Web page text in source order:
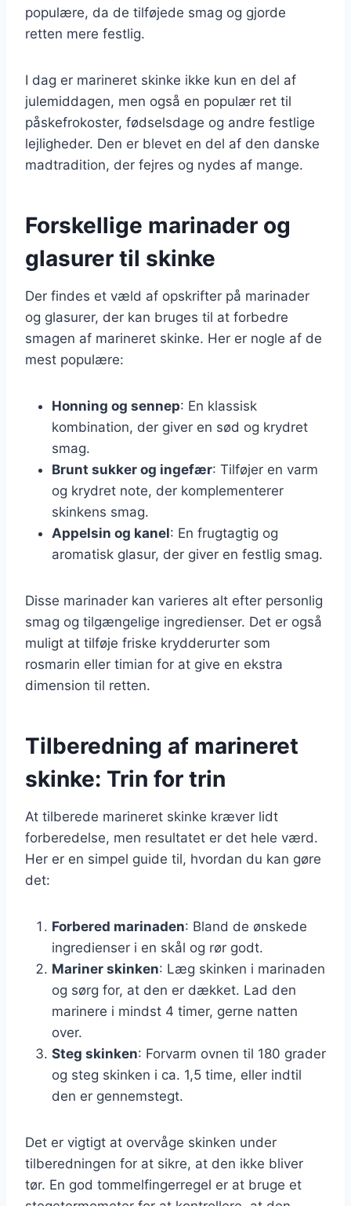
populære, da de tilføjede smag og gjorde
retten mere festlig.
I dag er marineret skinke ikke kun en del af
julemiddagen, men også en populær ret til
påskefrokoster, fødselsdage og andre festlige
lejligheder. Den er blevet en del af den danske
madtradition, der fejres og nydes af mange.
Forskellige marinader og
glasurer til skinke
Der findes et væld af opskrifter på marinader
og glasurer, der kan bruges til at forbedre
smagen af marineret skinke. Her er nogle af de
mest populære:
Honning og sennep: En klassisk
kombination, der giver en sød og krydret
smag.
Brunt sukker og ingefær: Tilføjer en varm
og krydret note, der komplementerer
skinkens smag.
Appelsin og kanel: En frugtagtig og
aromatisk glasur, der giver en festlig smag.
Disse marinader kan varieres alt efter personlig
smag og tilgængelige ingredienser. Det er også
muligt at tilføje friske krydderurter som
rosmarin eller timian for at give en ekstra
dimension til retten.
Tilberedning af marineret
skinke: Trin for trin
At tilberede marineret skinke kræver lidt
forberedelse, men resultatet er det hele værd.
Her er en simpel guide til, hvordan du kan gøre
det:
Forbered marinaden: Bland de ønskede
ingredienser i en skål og rør godt.
Mariner skinken: Læg skinken i marinaden
og sørg for, at den er dækket. Lad den
marinere i mindst 4 timer, gerne natten
over.
Steg skinken: Forvarm ovnen til 180 grader
og steg skinken i ca. 1,5 time, eller indtil
den er gennemstegt.
Det er vigtigt at overvåge skinken under
tilberedningen for at sikre, at den ikke bliver
tør. En god tommelfingerregel er at bruge et